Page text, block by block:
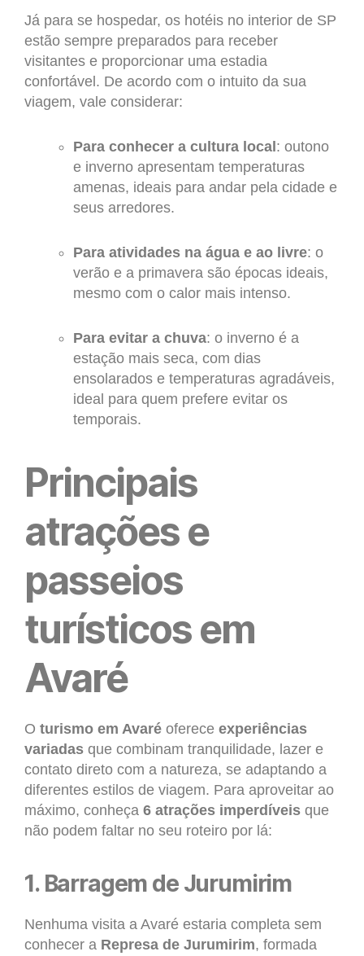
Já para se hospedar, os hotéis no interior de SP
estão sempre preparados para receber
visitantes e proporcionar uma estadia
confortável. De acordo com o intuito da sua
viagem, vale considerar:
Para conhecer a cultura local : outono
e inverno apresentam temperaturas
amenas, ideais para andar pela cidade e
seus arredores.
Para atividades na água e ao livre: o
verão e a primavera são épocas ideais,
mesmo com o calor mais intenso.
Para evitar a chuva: o inverno é a
estação mais seca, com dias
ensolarados e temperaturas agradáveis,
ideal para quem prefere evitar os
temporais.
Principais
atrações e
passeios
turísticos em
Avaré
O turismo em Avaré oferece experiências
variadas que combinam tranquilidade, lazer e
contato direto com a natureza, se adaptando a
diferentes estilos de viagem. Para aproveitar ao
máximo, conheça 6 atrações imperdíveis que
não podem faltar no seu roteiro por lá:
1. Barragem de Jurumirim
Nenhuma visita a Avaré estaria completa sem
conhecer a Represa de Jurumirim, formada